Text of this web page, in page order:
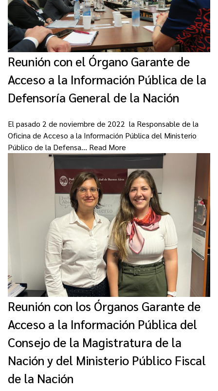
Reunión con el Órgano Garante de
Acceso a la Información Pública de la
Defensoría General de la Nación
El pasado 2 de noviembre de 2022 la Responsable de la
Oficina de Acceso a la Información Pública del Ministerio
Público de la Defensa… Read More
Reunión con los Órganos Garante de
Acceso a la Información Pública del
Consejo de la Magistratura de la
Nación y del Ministerio Público Fiscal
de la Nación